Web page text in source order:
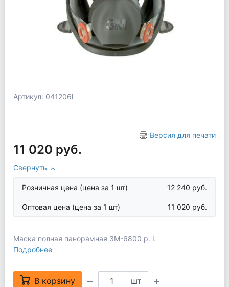
Артикул: 041206l
Версия для печати
11 020 руб.
Свернуть
Розничная цена (цена за 1 шт) 12 240 руб.
Оптовая цена (цена за 1 шт) 11 020 руб.
Маска полная панорамная 3М-6800 р. L
Подробнее
В корзину шт